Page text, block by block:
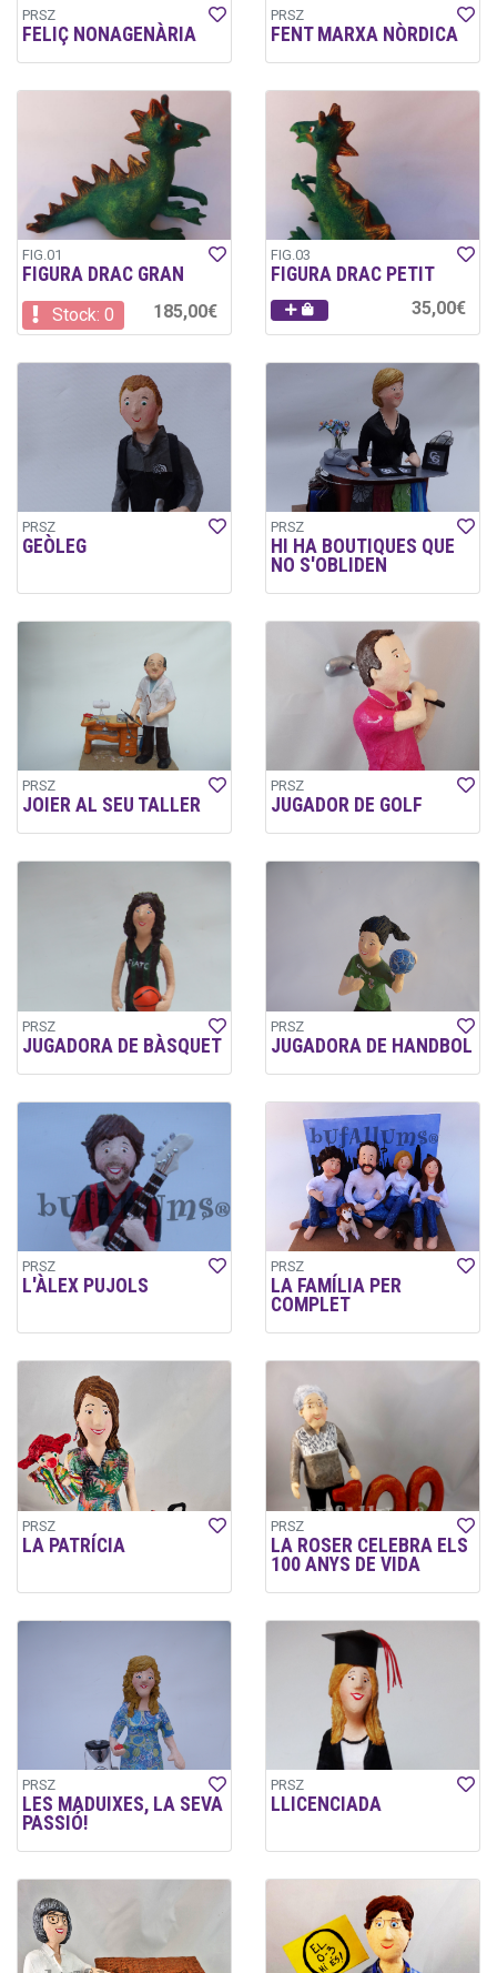
PRSZ
FELIÇ NONAGENÀRIA
PRSZ
FENT MARXA NÒRDICA
FIG.01
FIGURA DRAC GRAN
Stock: 0 185,00€
FIG.03
FIGURA DRAC PETIT
35,00€
PRSZ
GEÒLEG
PRSZ
HI HA BOUTIQUES QUE
NO S'OBLIDEN
PRSZ
JOIER AL SEU TALLER
PRSZ
JUGADOR DE GOLF
PRSZ
JUGADORA DE BÀSQUET
PRSZ
JUGADORA DE HANDBOL
PRSZ
L'ÀLEX PUJOLS
PRSZ
LA FAMÍLIA PER
COMPLET
PRSZ
LA PATRÍCIA
PRSZ
LA ROSER CELEBRA ELS
100 ANYS DE VIDA
PRSZ
LES MADUIXES, LA SEVA
PASSIÓ!
PRSZ
LLICENCIADA